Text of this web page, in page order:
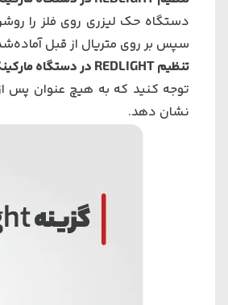
دستگاه حک لیزری روی فلزرا
سپس بر روی متریال از قبل
تنظیم REDLIGHT در دستگاه مارکینگ: گزینه
توجه کنید که به هیچ عنوان پس از
نشان دهد.